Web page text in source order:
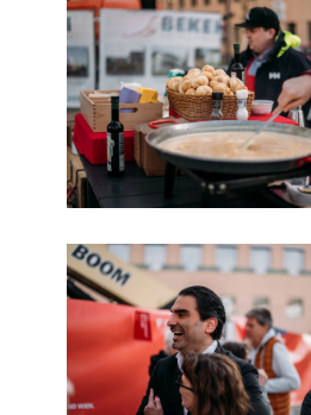
Read more
Read more